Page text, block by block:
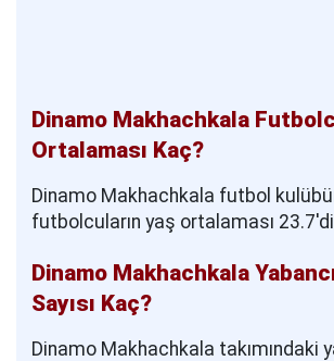
Dinamo Makhachkala
Ortalaması Kaç?
Dinamo Makhachkala futbol
futbolcuların yaş ortalaması
Dinamo Makhachkala
Sayısı Kaç?
Dinamo Makhachkala takımındaki